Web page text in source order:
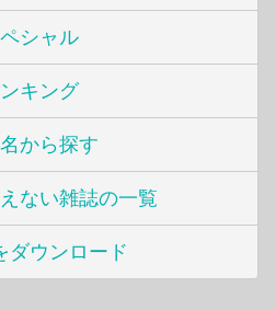
シャル
キング
から探す
ない雑誌の一覧
ダウンロード